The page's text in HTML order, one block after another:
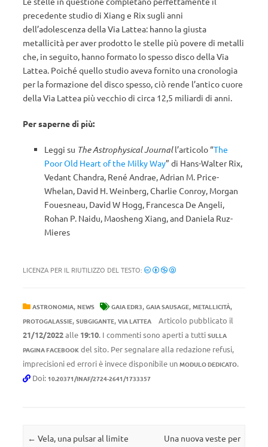
precedente studio di Xiang e Rix sugli anni
dell’adolescenza della Via Lattea: hanno la giusta
metallicità per aver prodotto le stelle più povere di metalli
che, in seguito, hanno formato lo spesso disco della Via
Lattea. Poiché quello studio aveva fornito una cronologia
per la formazione del disco spesso, ciò rende l’antico cuore
della Via Lattea più vecchio di circa 12,5 miliardi di anni.
Per saperne di più:
Leggi su The Astrophysical Journall’articolo “The
Poor Old Heart of the Milky Way” di Hans-Walter Rix,
Vedant Chandra, René Andrae, Adrian M. Price-
Whelan, David H. Weinberg, Charlie Conroy, Morgan
Fouesneau, David W Hogg, Francesca De Angeli,
Rohan P. Naidu, Maosheng Xiang, and Daniela Ruz-
Mieres
LICENZA PER IL RIUTILIZZO DEL TESTO:
ASTRONOMIA, NEWS GAIA EDR3, GAIA SAUSAGE, METALLICITÀ,
PROTOGALASSIE, SUBGIGANTE, VIA LATTEA
Articolo pubblicato il
21/12/2022alle 19:10. I commenti sono aperti a tutti SULLA
PAGINA FACEBOOK del sito. Per segnalare alla redazione refusi,
imprecisioni ed errori è invece disponibile un MODULO DEDICATO.
Doi: 10.20371/INAF/2724-2641/1733357
Navigazione articolo
← Vela, una pulsar al limite
Una nuova veste per